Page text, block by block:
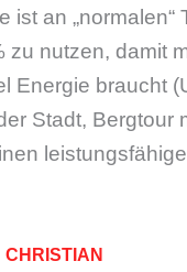
ist an „normalen“
zu nutzen, damit
Energie braucht
Stadt, Bergtour
CHRISTIAN